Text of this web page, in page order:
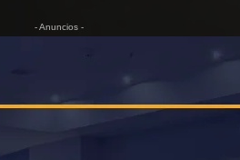
- Anuncios -